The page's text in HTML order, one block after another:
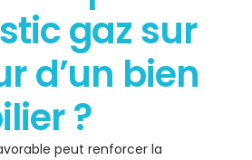
gaz sur
d’un bien
?
peut renforcer la